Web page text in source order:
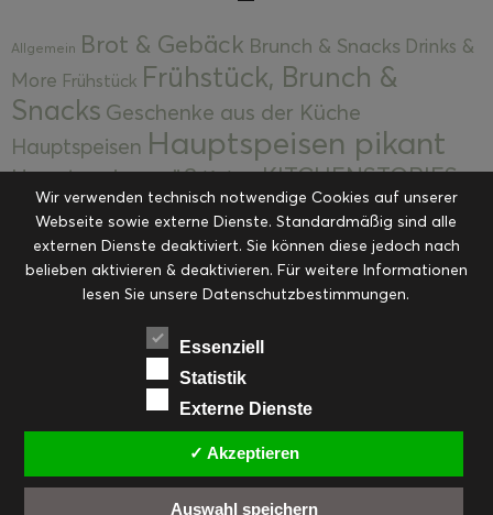
Allgemein Brot & Gebäck Brunch & Snacks Drinks &
More Frühstück Frühstück, Brunch &
Snacks Geschenke aus der Küche
Hauptspeisen Hauptspeisen pikant
Hauptspeisen süßKekseKITCHENSTORIES
Kuchen, Torten & Desserts Kuchen und
Desserts Kulinarik Kulinarische Mitbringsel &
Eingemachtes Ohne Kategorie Ostern Resteküche
RezepteSaisonalSliderStartseite
Suppen, Salate & Vorspeisen
Vorspeisen, Salate & Suppen
Weihnachten Workshops & Events
Wir verwenden technisch notwendige Cookies auf unserer
Webseite sowie externe Dienste. Standardmäßig sind alle
externen Dienste deaktiviert. Sie können diese jedoch nach
belieben aktivieren & deaktivieren. Für weitere Informationen
lesen Sie unsere Datenschutzbestimmungen.
Essenziell
Statistik
Externe Dienste
✓ Akzeptieren
Auswahl speichern